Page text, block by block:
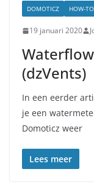
DOMOTICZ HOW-TO
19 januari 2020
(dzVents)
In een eerder
je een
Domoticz weer
Lees meer